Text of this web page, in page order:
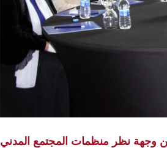
وجهة نظر منظمات المجتمع المدني